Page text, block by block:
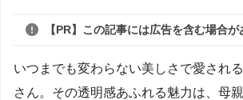
【PR】この記事には広告を含む場合が
いつまでも変わらない美しさで愛され
さん。その透明感あふれる魅力は、母